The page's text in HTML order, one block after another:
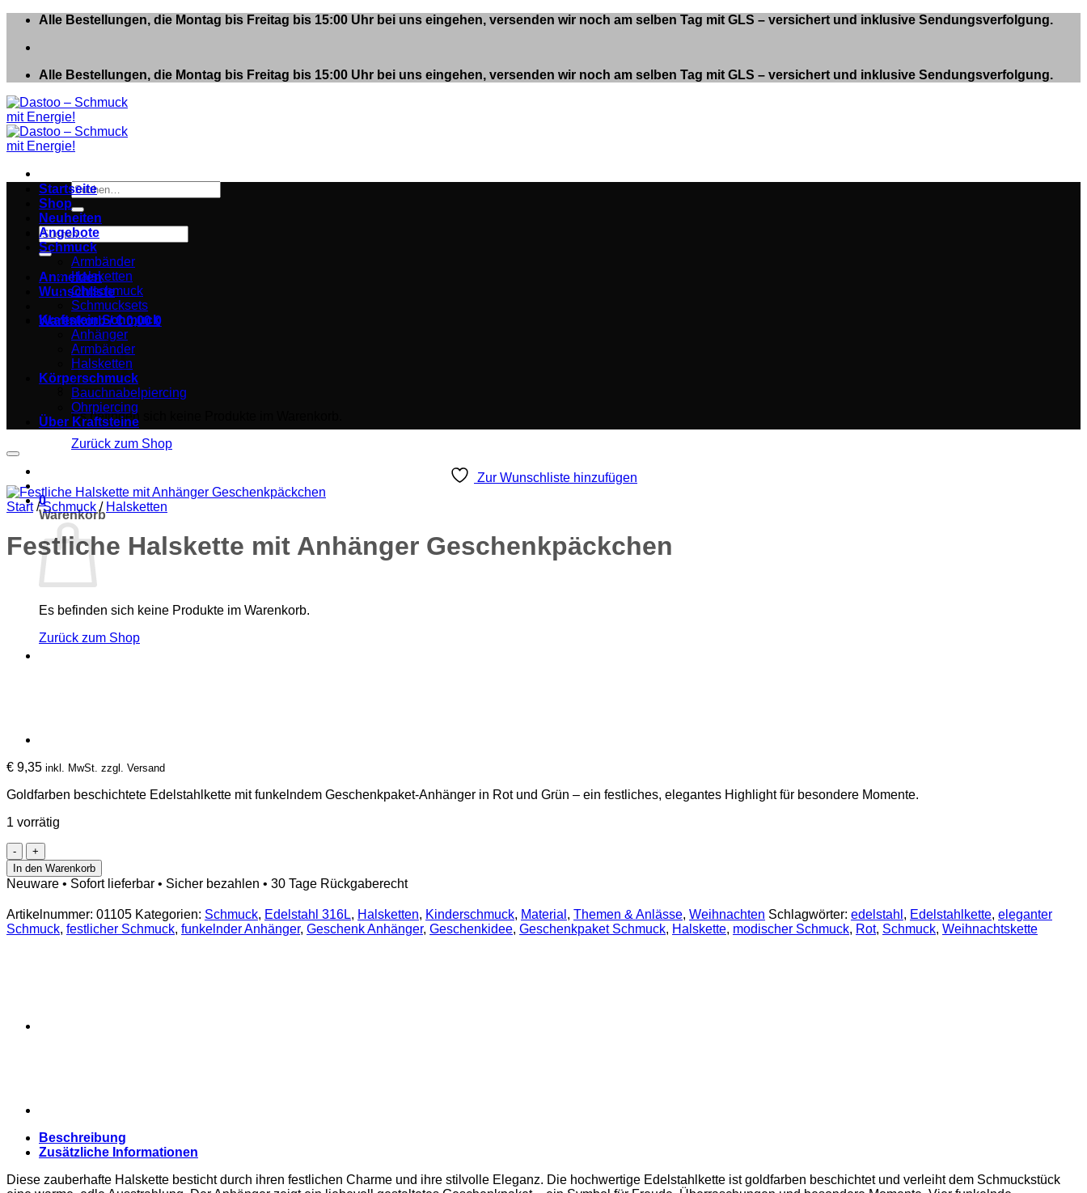
Zum
springen
Alle Bestellungen, die Montag bis Freitag bis 15:00 Uhr bei uns eingehen, versenden wir noch am selben Tag mit GLS – versichert und inklusive Sendungsverfolgung.
Alle Bestellungen, die Montag bis Freitag bis 15:00 Uhr bei uns eingehen, versenden wir noch am selben Tag mit GLS – versichert und inklusive Sendungsverfolgung.
Suchen
nach:
Suchen
nach:
Anmelden
Wunschliste
Warenkorb /€0,00 0
Es befinden sich keine Produkte im Warenkorb.
Zurück zum Shop
0
Warenkorb
Es befinden sich keine Produkte im Warenkorb.
Zurück zum Shop
Startseite
Shop
Neuheiten
Angebote
Schmuck
Armbänder
Halsketten
Ohrschmuck
Schmucksets
Kraftstein Schmuck
Anhänger
Armbänder
Halsketten
Körperschmuck
Bauchnabelpiercing
Ohrpiercing
Über Kraftsteine
Zur Wunschliste hinzufügen
Start / Schmuck / Halsketten
Festliche Halskette mit Anhänger Geschenkpäckchen
€ 9,35 inkl. MwSt. zzgl. Versand
Goldfarben beschichtete Edelstahlkette mit funkelndem Geschenkpaket-Anhänger in Rot und Grün – ein festliches, elegantes Highlight für besondere Momente.
1 vorrätig
Festliche
Halskette
mit
Anhänger
Geschenkpäckchen
Menge
In den Warenkorb
Neuware • Sofort lieferbar • Sicher bezahlen • 30 Tage Rückgaberecht
Artikelnummer: 01105 Kategorien: Schmuck, Edelstahl 316L, Halsketten, Kinderschmuck, Material , Themen & Anlässe, Weihnachten Schlagwörter: edelstahl , Edelstahlkette, eleganter
Schmuck, festlicher Schmuck, funkelnder Anhänger, Geschenk Anhänger, Geschenkidee, Geschenkpaket Schmuck, Halskette, modischer Schmuck, Rot, Schmuck, Weihnachtskette
Beschreibung
Zusätzliche Informationen
Diese zauberhafte Halskette besticht durch ihren festlichen Charme und ihre stilvolle Eleganz. Die hochwertige Edelstahlkette ist goldfarben beschichtet und verleiht dem Schmuckstück